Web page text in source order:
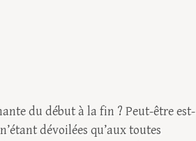
du début à la fin ? Peut-être est-
dévoilées qu’aux toutes